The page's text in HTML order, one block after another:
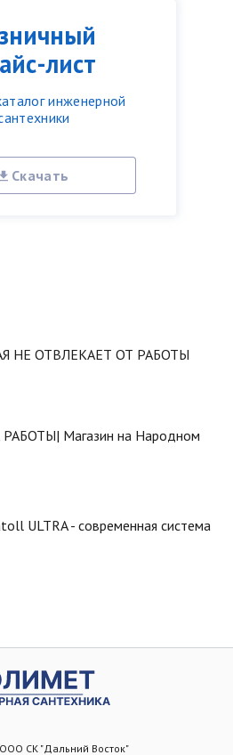
лист
инженерной
Скачать
НЕ ОТВЛЕКАЕТ ОТ РАБОТЫ
Магазин на Народном
- современная система
СК "Дальний Восток"